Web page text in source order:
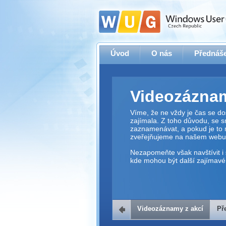
Úvod O nás
Víme, že ne vždy je čas se
zajímala. Z toho důvodu, se
zaznamenávat, a pokud je to
zveřejňujeme na našem webu.
Nezapomeňte však navštívit i
kde mohou být další zajímavé
Přehrávač
Videozáznamy z akcí